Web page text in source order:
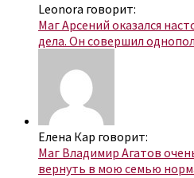
Leonora говорит:
Маг Арсений оказался
дела. Он совершил
Елена Кар говорит:
Маг Владимир Агатов
вернуть в мою семью